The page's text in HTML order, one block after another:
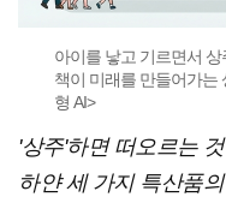
아이를 낳고 기르면서
책이 미래를 만들어가는
형 AI>
'상주'하면 떠오르는
하얀 세 가지 특산품